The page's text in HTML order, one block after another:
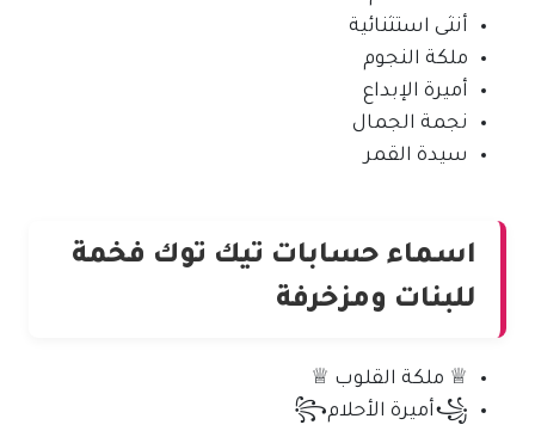
أنثى استثنائية
ملكة النجوم
أميرة الإبداع
نجمة الجمال
سيدة القمر
اسماء حسابات تيك توك فخمة
للبنات ومزخرفة
♕ ملكة القلوب ♕
꧁أميرة الأحلام꧂